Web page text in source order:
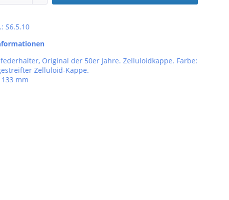
S6.5.10
Original der 50er Jahre. Zelluloidkappe. Farbe:
Zelluloid-Kappe.
133 mm